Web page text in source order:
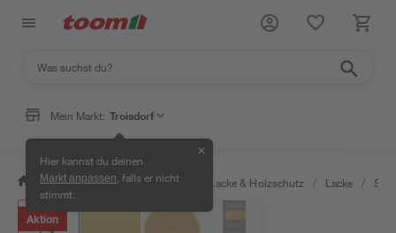
Mein Markt: Troisdorf
Hier kannst du deinen
Markt anpassen , falls er nicht
stimmt.
✕
/ Bauen & Renovieren / Farben, Lacke & Holzschutz / Lacke /
Aktion